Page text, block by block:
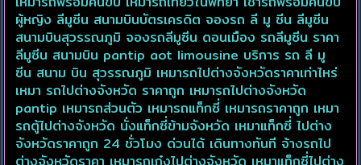
ช่องทางติดต่อ Call Center
Thailand
Call :+66818043651
Link Line ID : @424rfnbg
https://lin.ee/9EfhyFQ
Link Page facebook
www.facebook.com/pong
sak.chomchuen
ติดตาม ข่าวสาร โปรโมชั่น
ติดต่อสอบถาม ราคา เลือกใช้
บริการได้ตลอด 24 ชั่วโมง
สแกนคิวอาร์โค้ด Scan QR
Code เพิ่มเพื่อน ด้านล่าง
ผู้หญิง ลีมูซีน สนามบินบัตรเครดิต จองรถ ลี มู ซีน ลีมูซีน
สนามบินสุวรรณภูมิ จองรถลีมูซีน ดอนเมือง รถลีมูซีน ราคา
ลีมูซีน สนามบิน pantip aot limousine บริการ รถ ลี มู
ซีน สนาม บิน สุวรรณภูมิ เหมารถไปต่างจังหวัดราคาเท่าไหร่
เหมา รถไปต่างจังหวัด ราคาถูก เหมารถไปต่างจังหวัด
pantip เหมารถส่วนตัว เหมารถแท็กซี่ เหมารถราคาถูก เหมา
รถตู้ไปต่างจังหวัด นั่งแท็กซี่ข้ามจังหวัด เหมาแท็กซี่ ไปต่าง
จังหวัดราคาถูก 24 ชั่วโมง ด่วนได้ เดินทางทันที จ้างรถไป